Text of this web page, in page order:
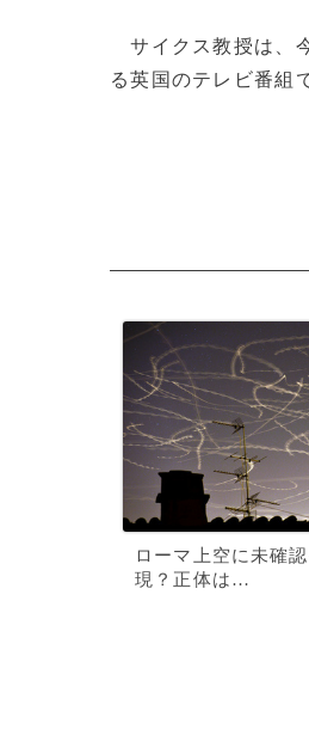
サイクス教授は、
る英国のテレビ番組
ローマ上空に未確
現？正体は…